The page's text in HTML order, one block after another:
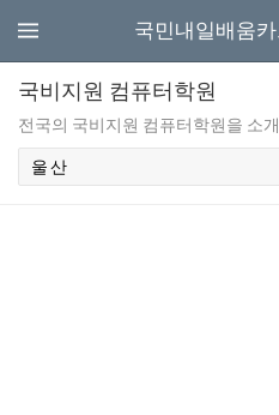
국민내일배움
국비지원 컴퓨터학원
전국의 국비지원 컴퓨터학원을 소